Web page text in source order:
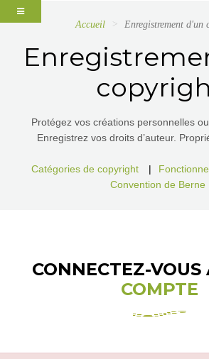
Accueil Enregistrement d'un
Protégez vos créations personnelles
Enregistrez vos droits d’auteur.
Catégories de copyright |
Convention de Berne
CONNECTEZ-VOUS
COMPTE